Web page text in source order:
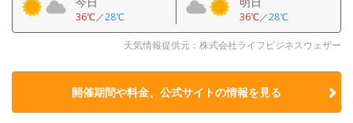
36℃／28℃ 36℃／28℃
天気情報提供元：株式会社ライフビジネスウェザー
開催期間や料金、公式サイトの情報を見る